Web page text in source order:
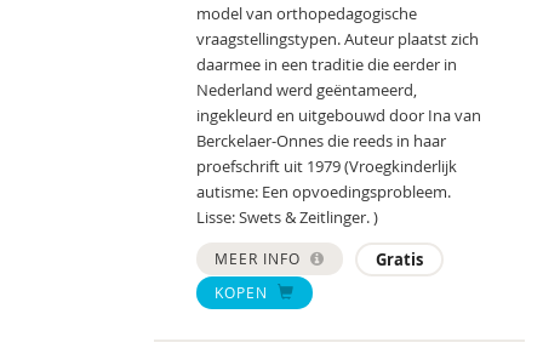
model van orthopedagogische
vraagstellingstypen. Auteur plaatst zich
daarmee in een traditie die eerder in
Nederland werd geëntameerd,
ingekleurd en uitgebouwd door Ina van
Berckelaer-Onnes die reeds in haar
proefschrift uit 1979 (Vroegkinderlijk
autisme: Een opvoedingsprobleem.
Lisse: Swets & Zeitlinger. )
MEER INFO Gratis
KOPEN